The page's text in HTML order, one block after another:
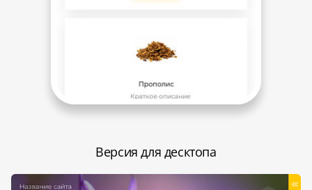
Версия для десктопа